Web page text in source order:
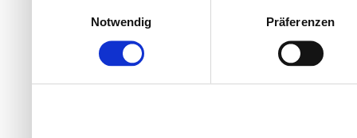
Wir verwenden Cookies, um Inhalte und Anzeigen zu
die Zugriffe auf unsere Website zu analysieren.
Notwendig
Präferenzen